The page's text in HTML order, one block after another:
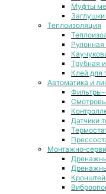
Муфты
Теплоизоляция
Трубная
Клей для
Автоматика и
Датчики